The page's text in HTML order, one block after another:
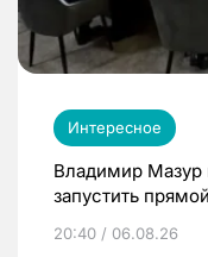
Интересное
Владимир Мазур
запустить
20:40 / 06.08.26